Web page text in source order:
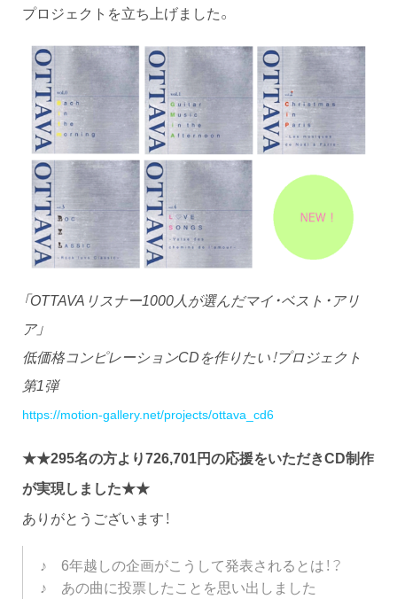
プロジェクトを立ち上げました。
「OTTAVAリスナー1000人が選んだマイ・ベスト・アリ
ア」
低価格コンピレーションCDを作りたい！プロジェクト
第1弾
https://motion-gallery.net/projects/ottava_cd6
★★295名の方より726,701円の応援をいただきCD制作
が実現しました★★
ありがとうございます！
♪ 6年越しの企画がこうして発表されるとは！？
♪ あの曲に投票したことを思い出しました